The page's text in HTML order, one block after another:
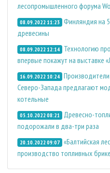
лесопромышленного форума
08.09.2022 11:23 Финляндия на
древесины
08.09.2022 12:14
Технологию
впервые покажут на выставке
16.09.2022 10:24
Северо-Запада предлагают
котельные
05.10.2022 08:21
Древесно-
подорожали в два-три раза
20.10.2022 09:07 «Балтийская
производство топливных